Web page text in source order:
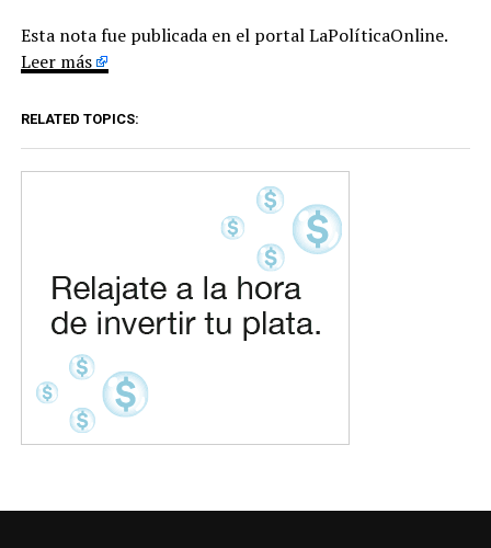
Esta nota fue publicada en el portal LaPolíticaOnline.
Leer más
RELATED TOPICS: